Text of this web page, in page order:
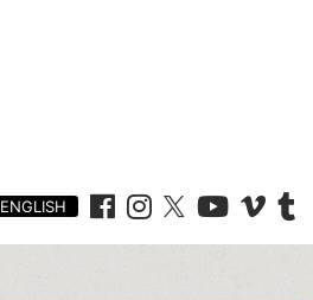
ENGLISH